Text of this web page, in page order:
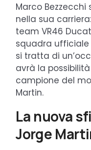
Marco
nella sua
team VR46
squadra ufficiale
si tratta di
avrà la
campione del
Martin.
La nuova
Jorge